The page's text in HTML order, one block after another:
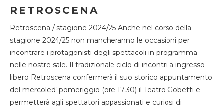
RETROSCENA
Retroscena / stagione 2024/25 Anche nel corso della
stagione 2024/25 non mancheranno le occasioni per
incontrare i protagonisti degli spettacoli in programma
nelle nostre sale. Il tradizionale ciclo di incontri a ingresso
libero Retroscena confermerà il suo storico appuntamento
del mercoledì pomeriggio (ore 17.30) il Teatro Gobetti e
permetterà agli spettatori appassionati e curiosi di